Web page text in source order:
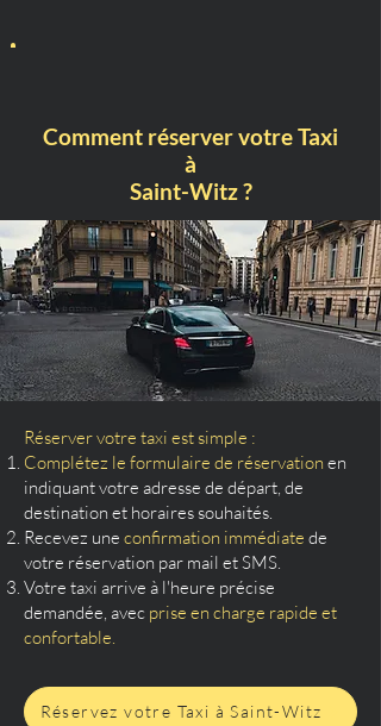
Comment réserver votre Taxi
à
Saint-Witz ?
Réserver votre taxi est simple :
Complétez le formulaire de réservation en
indiquant votre adresse de départ, de
destination et horaires souhaités.
Recevez une confirmation immédiate de
votre réservation par mail et SMS.
Votre taxi arrive à l'heure précise
demandée, avec prise en charge rapide et
confortable.
Réservez votre Taxi à Saint-Witz